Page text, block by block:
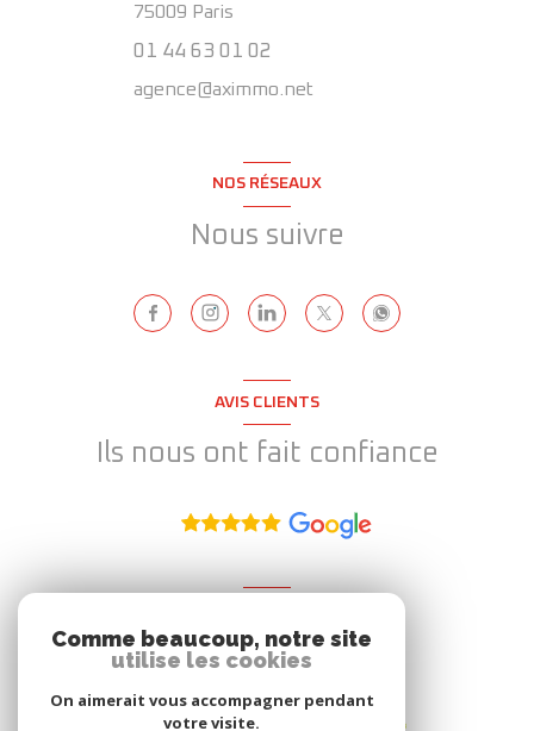
75009 Paris
01 44 63 01 02
agence@aximmo.net
NOS RÉSEAUX
Nous suivre
AVIS CLIENTS
Ils nous ont fait confiance
Nous adhérons
Comme beaucoup, notre site
utilise les cookies
On aimerait vous accompagner pendant
votre visite.